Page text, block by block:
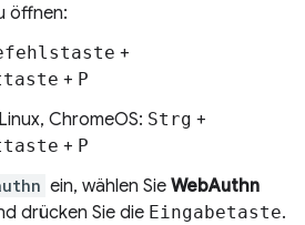
öffnen:
+
+ P
ChromeOS: Strg +
+ P
ein, wählen Sie WebAuthn
drücken Sie die Eingabetaste.